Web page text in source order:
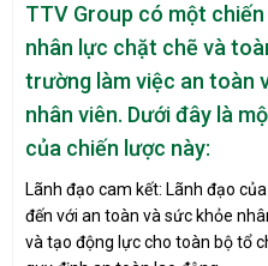
TTV Group có một
nhân lực chặt chẽ và
trường làm việc an toàn
nhân viên. Dưới đây là
của chiến lược này:
Lãnh đạo cam kết: Lãnh đạo
đến với an toàn và sức khỏe
và tạo động lực cho toàn bộ tổ